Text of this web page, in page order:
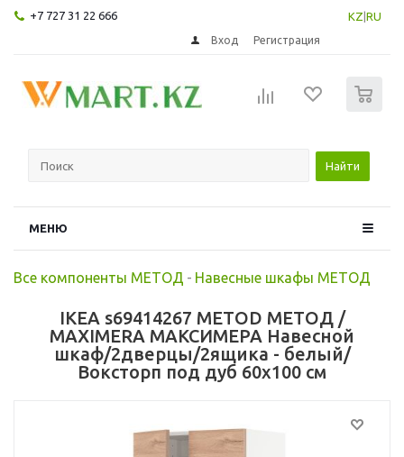
+7 727 31 22 666 KZ RU
Вход Регистрация
Найти
МЕНЮ
Все компоненты МЕТОД - Навесные шкафы МЕТОД
IKEA s69414267 METOD МЕТОД /
MAXIMERA МАКСИМЕРА Навесной
шкаф/2дверцы/2ящика - белый/
Воксторп под дуб 60x100 см